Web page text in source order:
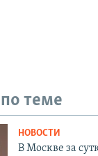
теме
НОВОСТИ
В Москве за